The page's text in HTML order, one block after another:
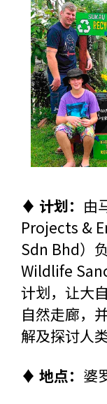
♦ 计划： 由
Projects &
Sdn Bhd）
Wildlife
计划，让大
自然走廊，
解及探讨人
♦ 地点： 婆